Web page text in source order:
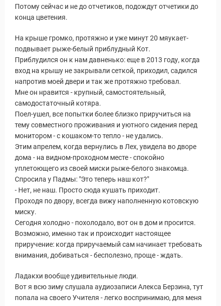
Новости и Отчеты
Потому сейчас и не до отчетиков, подождут отчетики до
конца цветения.
На крыше громко, протяжно и уже минут 20 мяукает-
подвывает рыже-белый приблудный Кот.
Приблудился он к нам давненько: еще в 2013 году, когда
вход на крышу не закрывали сеткой, приходил, садился
напротив моей двери и так же протяжно требовал.
Мне он нравится - крупный, самостоятельный,
самодостаточный котяра.
Поел-ушел, все попытки более близко приручиться на
тему совместного проживания и уютного сидения перед
монитором - с кошаком-то тепло - не удались.
Этим апрелем, когда вернулись в Лех, увидела во дворе
дома - на видном-проходном месте - спокойно
уплетоющего из своей миски рыже-белого знакомца.
Спросила у Падмы: "Это теперь наш кот?"
- Нет, не наш. Просто сюда кушать приходит.
Проходя по двору, всегда вижу наполненную котовскую
миску.
Сегодня холодно - похолодало, вот он в дом и просится.
Возможно, именно так и происходит настоящее
приручение: когда приручаемый сам начинает требовать
внимания, добиваться - бесполезно, проще - ждать.
Ладакхи вообще удивительные люди.
Вот я всю зиму слушала аудиозаписи Алекса Берзина, тут
попала на своего Учителя - легко воспринимаю, для меня